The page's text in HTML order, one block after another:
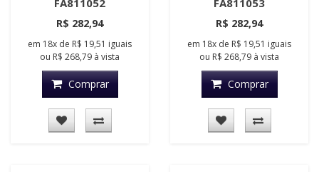
FA811052
R$ 282,94
em 18x de R$ 19,51 iguais
ou R$ 268,79 à vista
Comprar
FA811053
R$ 282,94
em 18x de R$ 19,51 iguais
ou R$ 268,79 à vista
Comprar